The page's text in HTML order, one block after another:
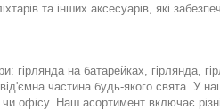
та інших аксесуарів, які
гірлянда на батарейках, гірлянда,
частина будь-якого свята. У
офісу. Наш асортимент включає